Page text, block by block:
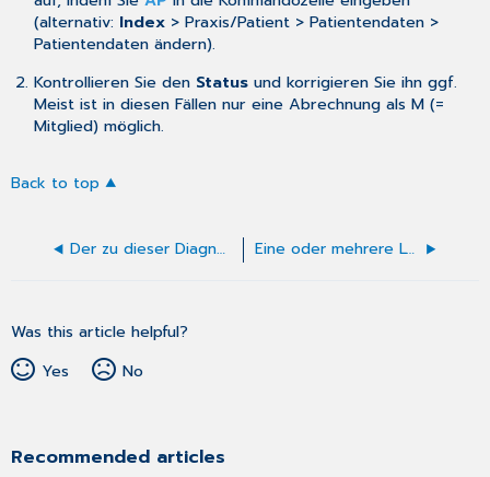
(alternativ: Index> Praxis/Patient > Patientendaten >
Patientendaten ändern).
Kontrollieren Sie den Statusund korrigieren Sie ihn ggf.
Meist ist in diesen Fällen nur eine Abrechnung als M (=
Mitglied) möglich.
Back to top
Der zu dieser Diagnose angegebene ICD Eine oder mehrere Leistungen des Patienten konnten keinem Arzt zugeordnet werden
Was this article helpful?
Yes
No
Recommended articles